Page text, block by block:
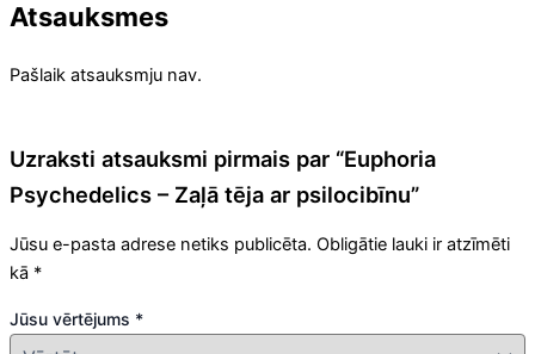
Atsauksmes
Pašlaik atsauksmju nav.
Uzraksti atsauksmi pirmais par “Euphoria
Psychedelics – Zaļā tēja ar psilocibīnu”
Jūsu e-pasta adrese netiks publicēta. Obligātie lauki ir atzīmēti
kā *
Jūsu vērtējums *